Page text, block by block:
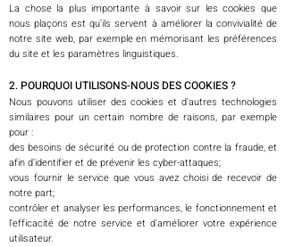
La chose la plus importante à savoir sur les cookies que
nous plaçons est qu'ils servent à améliorer la convivialité de
notre site web, par exemple en mémorisant les préférences
du site et les paramètres linguistiques.
2. POURQUOI UTILISONS-NOUS DES COOKIES ?
Nous pouvons utiliser des cookies et d'autres technologies
similaires pour un certain nombre de raisons, par exemple
pour :
des besoins de sécurité ou de protection contre la fraude, et
afin d'identifier et de prévenir les cyber-attaques;
vous fournir le service que vous avez choisi de recevoir de
notre part;
contrôler et analyser les performances, le fonctionnement et
l'efficacité de notre service et d'améliorer votre expérience
utilisateur.